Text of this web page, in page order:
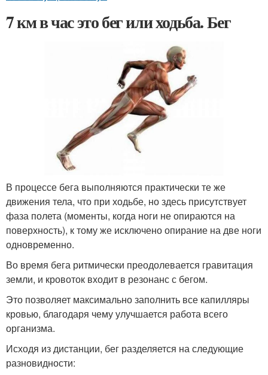
7 км в час это бег или ходьба. Бег
В процессе бега выполняются практически те же
движения тела, что при ходьбе, но здесь присутствует
фаза полета (моменты, когда ноги не опираются на
поверхность), к тому же исключено опирание на две ноги
одновременно.
Во время бега ритмически преодолевается гравитация
земли, и кровоток входит в резонанс с бегом.
Это позволяет максимально заполнить все капилляры
кровью, благодаря чему улучшается работа всего
организма.
Исходя из дистанции, бег разделяется на следующие
разновидности: